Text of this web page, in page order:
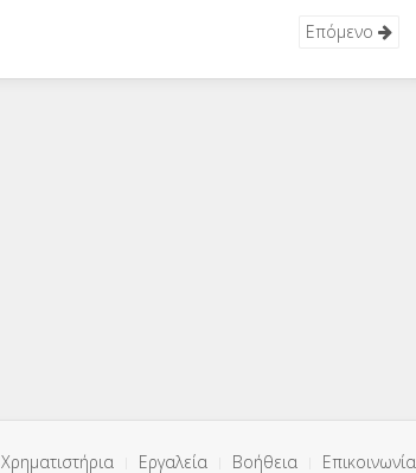
Επόμενο
Χρηματιστήρια Εργαλεία Βοήθεια Επικοινωνία